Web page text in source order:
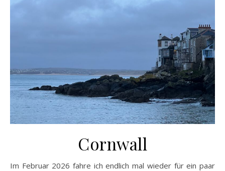
Cornwall
Im Februar 2026 fahre ich endlich mal wieder für ein paar